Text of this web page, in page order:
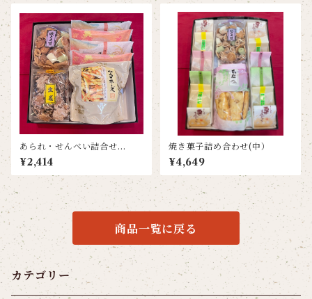
あられ・せんべい詰合せ
（大）
¥2,414
焼き菓子詰め合わせ(中）
¥4,649
商品一覧に戻る
カテゴリー